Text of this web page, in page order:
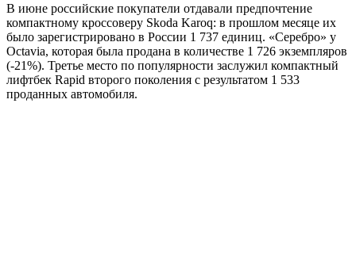
В июне российские покупатели отдавали предпочтение
компактному кроссоверу Skoda Karoq: в прошлом месяце их
было зарегистрировано в России 1 737 единиц. «Серебро» у
Octavia, которая была продана в количестве 1 726 экземпляров
(-21%). Третье место по популярности заслужил компактный
лифтбек Rapid второго поколения с результатом 1 533
проданных автомобиля.